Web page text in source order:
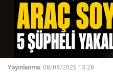
Yayınlanma: 08/08/2026 13:28